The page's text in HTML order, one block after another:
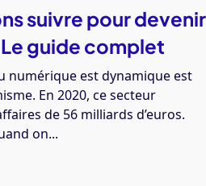
suivre pour devenir
guide complet
numérique est dynamique est
En 2020, ce secteur
de 56 milliards d’euros.
on...